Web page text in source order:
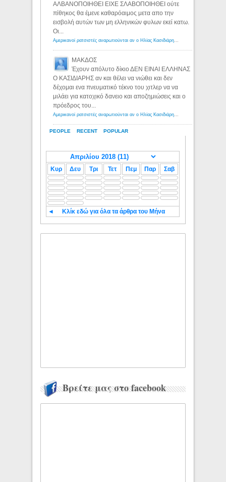
PEOPLE RECENT POPULAR
ΑΛΒΑΝΟΠΟΙΗΘΕΙ ΕΙΧΕ ΣΛΑΒΟΠΟΙΗΘΕΙ ούτε
πίθηκος θα έμενε καθαρόαιμος μετα απο την
εισβολή αυτών των μη ελληνικών φυλων εκεί κατω.
Οι...
Αμερικανοί ρατσιστές αναρωτιούνται αν ο Ηλίας Κασιδιάρης ανήκει στη λευκή φυλή... - Λόγιος Ερμής
ΜΑΚΔΟΣ
Έχουν απόλυτο δίκιο ΔΕΝ ΕΙΝΑΙ ΕΛΛΗΝΑΣ
Ο ΚΑΣΙΔΙΑΡΗΣ αν και θέλει να νιώθει και δεν
δέχομαι ενα πνευματικό τέκνο του χιτλερ να να
μιλάει για κατοχικό δανειο και αποζημιώσεις και ο
πρόεδρος του...
Αμερικανοί ρατσιστές αναρωτιούνται αν ο Ηλίας Κασιδιάρης ανήκει στη λευκή φυλή... - Λόγιος Ερμής
Κυρ Δευ Τρι Τετ Πεμ Παρ Σαβ
◄ Κλίκ εδώ για όλα τα άρθρα του Μήνα
Βρείτε μας στο facebook